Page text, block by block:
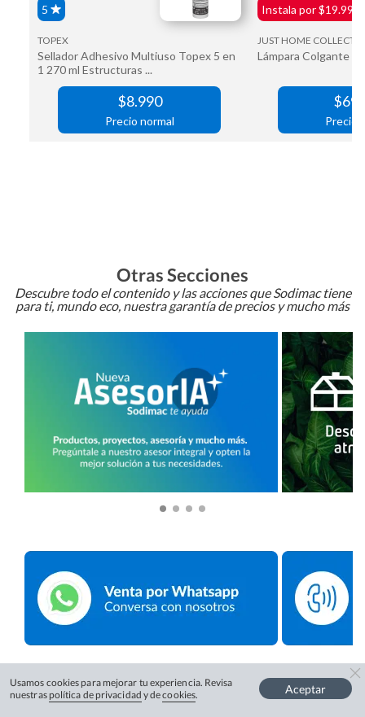
Otras Secciones
Descubre todo el contenido y las acciones que Sodimac tiene
para ti, mundo eco, nuestra garantía de precios y mucho más
Usamos cookies para mejorar tu experiencia. Revisa
nuestras política de privacidad y decookies. Aceptar